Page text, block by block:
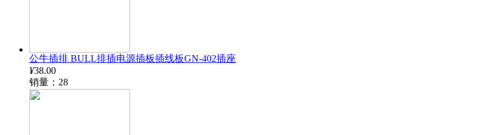
公牛插排 BULL排插电源插板插线板GN-402插座
¥38.00
销量：28